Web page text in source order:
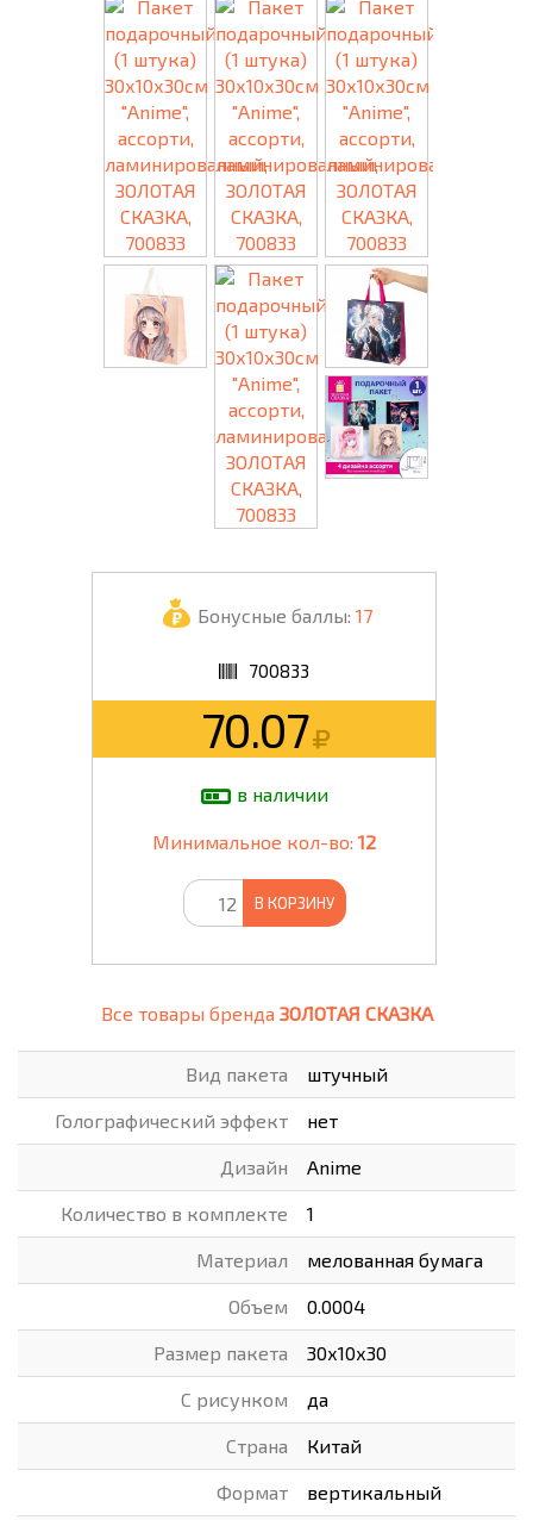
Бонусные баллы: 17
700833
70.07
в наличии
Минимальное кол-во: 12
В КОРЗИНУ
Все товары бренда ЗОЛОТАЯ СКАЗКА
Вид пакета штучный
Голографический эффект нет
Дизайн Anime
Количество в комплекте 1
Материал мелованная бумага
Объем 0.0004
Размер пакета 30х10х30
С рисунком да
Страна Китай
Формат вертикальный